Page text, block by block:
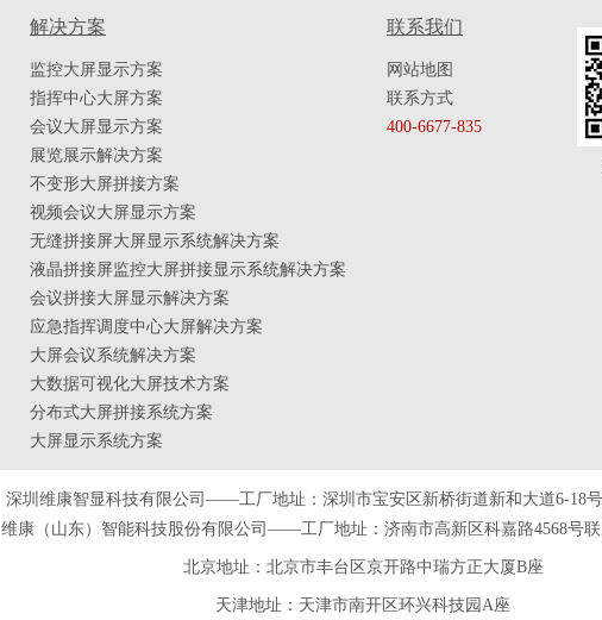
解决方案
监控大屏显示方案
指挥中心大屏方案
会议大屏显示方案
展览展示解决方案
不变形大屏拼接方案
视频会议大屏显示方案
无缝拼接屏大屏显示系统解决方案
液晶拼接屏监控大屏拼接显示系统解决方案
会议拼接大屏显示解决方案
应急指挥调度中心大屏解决方案
大屏会议系统解决方案
大数据可视化大屏技术方案
分布式大屏拼接系统方案
大屏显示系统方案
联系我们
网站地图
联系方式
400-6677-835
深圳维康智显科技有限公司——工厂地址：深圳市宝安区新桥街道新和大道6-18
维康（山东）智能科技股份有限公司——工厂地址：济南市高新区科嘉路4568号联
北京地址：北京市丰台区京开路中瑞方正大厦B座
天津地址 ：天津市南开区环兴科技园A座